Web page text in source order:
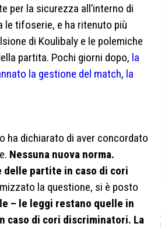
per la sicurezza all’interno di
le tifoserie, e ha ritenuto più
di Koulibaly e le polemiche
partita. Pochi giorni dopo, la
la gestione del match, la
ha dichiarato di aver concordato
Nessuna nuova norma.
delle partite in caso di cori
la questione, si è posto
– le leggi restano quelle in
caso di cori discriminatori. La